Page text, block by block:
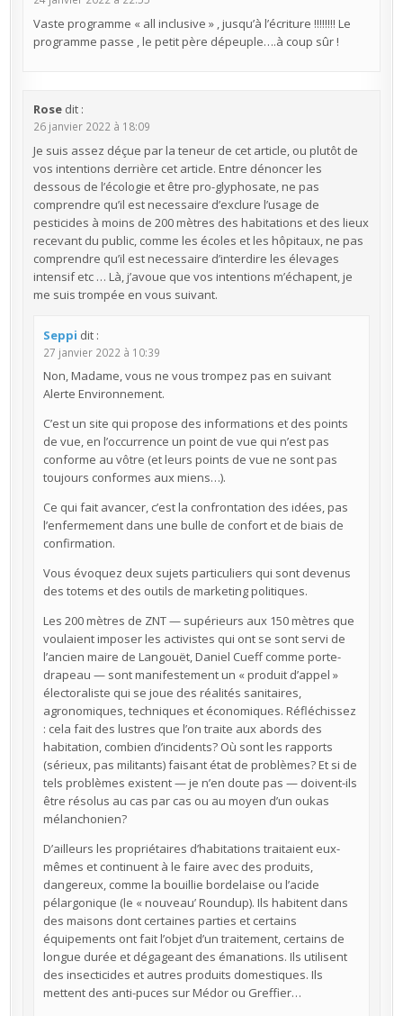
Vaste programme « all inclusive » , jusqu’à l’écriture !!!!!!!! Le
programme passe , le petit père dépeuple….à coup sûr !
Rose dit :
26 janvier 2022 à 18:09
Je suis assez déçue par la teneur de cet article, ou plutôt de
vos intentions derrière cet article. Entre dénoncer les
dessous de l’écologie et être pro-glyphosate, ne pas
comprendre qu’il est necessaire d’exclure l’usage de
pesticides à moins de 200 mètres des habitations et des lieux
recevant du public, comme les écoles et les hôpitaux, ne pas
comprendre qu’il est necessaire d’interdire les élevages
intensif etc … Là, j’avoue que vos intentions m’échapent, je
me suis trompée en vous suivant.
Seppi dit :
27 janvier 2022 à 10:39
Non, Madame, vous ne vous trompez pas en suivant
Alerte Environnement.
C’est un site qui propose des informations et des points
de vue, en l’occurrence un point de vue qui n’est pas
conforme au vôtre (et leurs points de vue ne sont pas
toujours conformes aux miens…).
Ce qui fait avancer, c’est la confrontation des idées, pas
l’enfermement dans une bulle de confort et de biais de
confirmation.
Vous évoquez deux sujets particuliers qui sont devenus
des totems et des outils de marketing politiques.
Les 200 mètres de ZNT — supérieurs aux 150 mètres que
voulaient imposer les activistes qui ont se sont servi de
l’ancien maire de Langouët, Daniel Cueff comme porte-
drapeau — sont manifestement un « produit d’appel »
électoraliste qui se joue des réalités sanitaires,
agronomiques, techniques et économiques. Réfléchissez
: cela fait des lustres que l’on traite aux abords des
habitation, combien d’incidents? Où sont les rapports
(sérieux, pas militants) faisant état de problèmes? Et si de
tels problèmes existent — je n’en doute pas — doivent-ils
être résolus au cas par cas ou au moyen d’un oukas
mélanchonien?
D’ailleurs les propriétaires d’habitations traitaient eux-
mêmes et continuent à le faire avec des produits,
dangereux, comme la bouillie bordelaise ou l’acide
pélargonique (le « nouveau’ Roundup). Ils habitent dans
des maisons dont certaines parties et certains
équipements ont fait l’objet d’un traitement, certains de
longue durée et dégageant des émanations. Ils utilisent
des insecticides et autres produits domestiques. Ils
mettent des anti-puces sur Médor ou Greffier…